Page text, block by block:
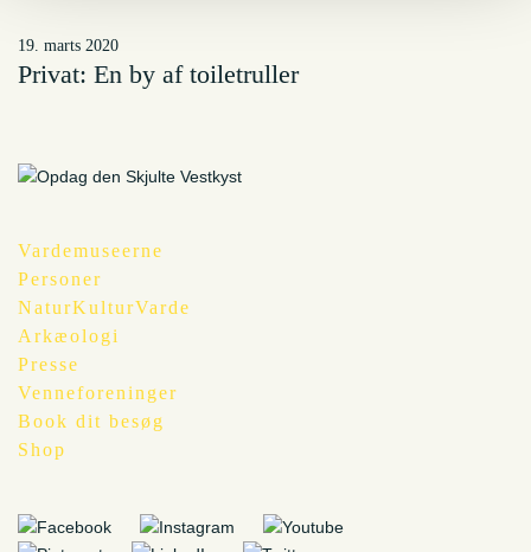
19. marts 2020
Privat: En by af toiletruller
Vardemuseerne
Personer
NaturKulturVarde
Arkæologi
Presse
Venneforeninger
Book dit besøg
Shop